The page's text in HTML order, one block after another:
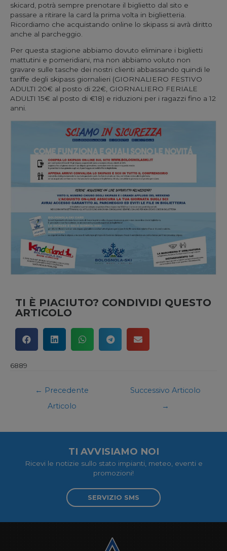
skicard, potrà sempre prenotare il biglietto dal sito e
passare a ritirare la card la prima volta in biglietteria.
Ricordiamo che acquistando online lo skipass si avrà diritto
anche al parcheggio.
Per questa stagione abbiamo dovuto eliminare i biglietti
mattutini e pomeridiani, ma non abbiamo voluto non
gravare sulle tasche dei nostri clienti abbassando quindi le
tariffe degli skipass giornalieri (GIORNALIERO FESTIVO
ADULTI 20€ al posto di 22€, GIORNALIERO FERIALE
ADULTI 15€ al posto di €18) e riduzioni per i ragazzi fino a 12
anni.
TI È PIACIUTO? CONDIVIDI QUESTO
ARTICOLO
6889
← Precedente
Articolo
Successivo Articolo
→
TI AVVISIAMO NOI
Ricevi le notizie sullo stato impianti, meteo, eventi e
promozioni!
SERVIZIO SMS